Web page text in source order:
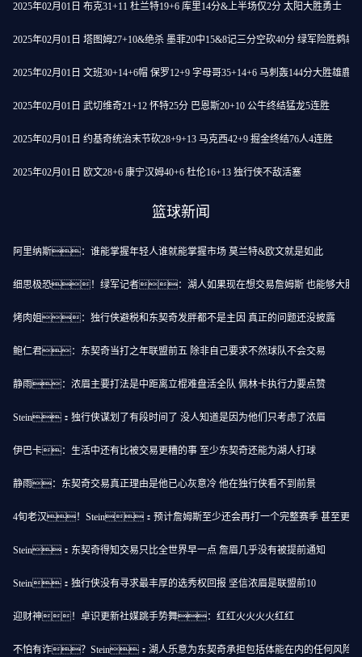
2025年02月01日 布克31+11 杜兰特19+6 库里14分&上半场仅2分 太阳大胜勇士
2025年02月01日 塔图姆27+10&绝杀 墨菲20中15&8记三分空砍40分 绿军险胜鹈鹕
2025年02月01日 文班30+14+6帽 保罗12+9 字母哥35+14+6 马刺轰144分大胜雄鹿
2025年02月01日 武切维奇21+12 怀特25分 巴恩斯20+10 公牛终结猛龙5连胜
2025年02月01日 约基奇统治末节砍28+9+13 马克西42+9 掘金终结76人4连胜
2025年02月01日 欧文28+6 康宁汉姆40+6 杜伦16+13 独行侠不敌活塞
篮球新闻
阿里纳斯：谁能掌握年轻人谁就能掌握市场 莫兰特&欧文就是如此
细思极恐！绿军记者：湖人如果现在想交易詹姆斯 也能够大胆
烤肉姐：独行侠避税和东契奇发胖都不是主因 真正的问题还没披露
鲍仁君：东契奇当打之年联盟前五 除非自己要求不然球队不会交易
静雨：浓眉主要打法是中距离立棍难盘活全队 佩林卡执行力要点赞
Stein：独行侠谋划了有段时间了 没人知道是因为他们只考虑了浓眉
伊巴卡：生活中还有比被交易更糟的事 至少东契奇还能为湖人打球
静雨：东契奇交易真正理由是他已心灰意冷 他在独行侠看不到前景
4旬老汉！Stein：预计詹姆斯至少还会再打一个完整赛季 甚至更多
Stein：东契奇得知交易只比全世界早一点 詹眉几乎没有被提前通知
Stein：独行侠没有寻求最丰厚的选秀权回报 坚信浓眉是联盟前10
迎财神！卓识更新社媒跳手势舞：红红火火火火红红
不怕有诈？Stein：湖人乐意为东契奇承担包括体能在内的任何风险